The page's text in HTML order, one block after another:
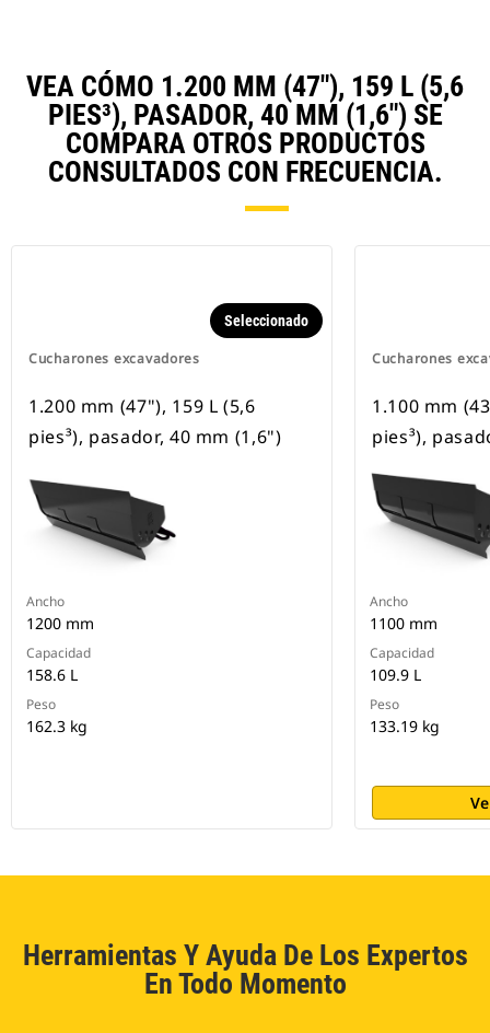
VEA CÓMO 1.200 MM (47"), 159 L (5,6
PIES³), PASADOR, 40 MM (1,6") SE
COMPARA OTROS PRODUCTOS
CONSULTADOS CON FRECUENCIA.
Cucharones excavadores
Seleccionado
1.200 mm (47"), 159 L (5,6
pies³), pasador, 40 mm (1,6")
Ancho
1200 mm
Capacidad
158.6 L
Peso
162.3 kg
Cucharones
1.100 mm
pies³),
Ancho
1100 mm
Capacidad
109.9 L
Peso
133.19 kg
Herramientas Y Ayuda De Los Expertos
En Todo Momento